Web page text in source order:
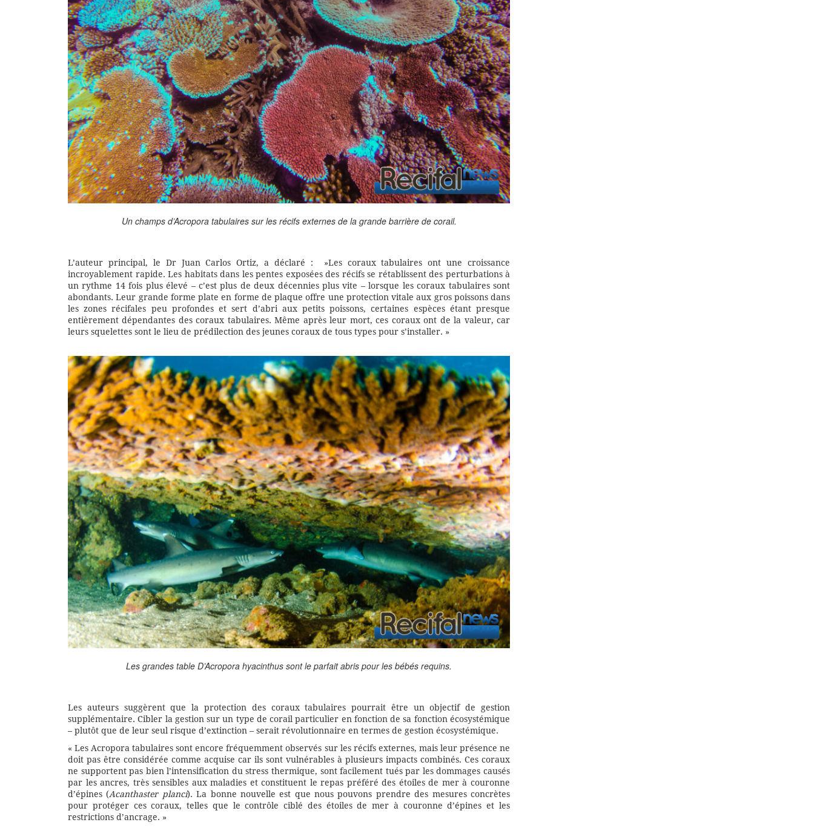
Un champs d’Acropora tabulaires sur les récifs externes de la grande barrière de corail.
L’auteur principal, le Dr Juan Carlos Ortiz, a déclaré : »Les coraux tabulaires ont une croissance
incroyablement rapide. Les habitats dans les pentes exposées des récifs se rétablissent des perturbations à
un rythme 14 fois plus élevé – c’est plus de deux décennies plus vite – lorsque les coraux tabulaires sont
abondants. Leur grande forme plate en forme de plaque offre une protection vitale aux gros poissons dans
les zones récifales peu profondes et sert d’abri aux petits poissons, certaines espèces étant presque
entièrement dépendantes des coraux tabulaires. Même après leur mort, ces coraux ont de la valeur, car
leurs squelettes sont le lieu de prédilection des jeunes coraux de tous types pour s’installer. »
Les grandes table D’Acropora hyacinthus sont le parfait abris pour les bébés requins.
Les auteurs suggèrent que la protection des coraux tabulaires pourrait être un objectif de gestion
supplémentaire. Cibler la gestion sur un type de corail particulier en fonction de sa fonction écosystémique
– plutôt que de leur seul risque d’extinction – serait révolutionnaire en termes de gestion écosystémique.
« Les Acropora tabulaires sont encore fréquemment observés sur les récifs externes, mais leur présence ne
doit pas être considérée comme acquise car ils sont vulnérables à plusieurs impacts combinés. Ces coraux
ne supportent pas bien l’intensification du stress thermique, sont facilement tués par les dommages causés
par les ancres, très sensibles aux maladies et constituent le repas préféré des étoiles de mer à couronne
d’épines (Acanthaster planci). La bonne nouvelle est que nous pouvons prendre des mesures concrètes
pour protéger ces coraux, telles que le contrôle ciblé des étoiles de mer à couronne d’épines et les
restrictions d’ancrage. »